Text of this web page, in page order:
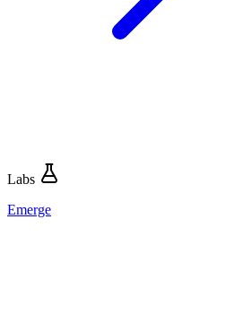
Labs
Emerge